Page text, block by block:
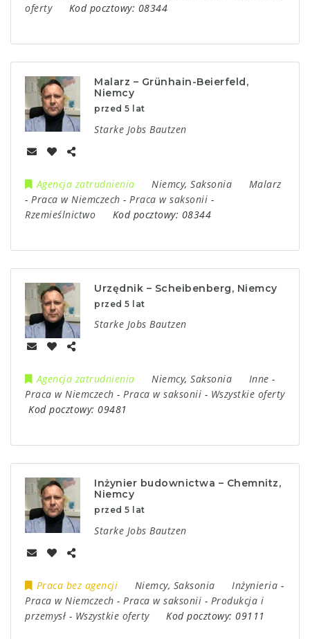
oferty
Kod pocztowy: 08344
Malarz – Grünhain-Beierfeld,
Niemcy
przed 5 lat
Starke Jobs Bautzen
Agencja zatrudnienia Niemcy, Saksonia
Malarz
- Praca w Niemczech - Praca w saksonii -
Rzemieślnictwo
Kod pocztowy: 08344
Urzędnik – Scheibenberg, Niemcy
przed 5 lat
Starke Jobs Bautzen
Agencja zatrudnienia Niemcy, Saksonia Inne -
Praca w Niemczech - Praca w saksonii - Wszystkie oferty
Kod pocztowy: 09481
Inżynier budownictwa – Chemnitz,
Niemcy
przed 5 lat
Starke Jobs Bautzen
Praca bez agencji Niemcy, Saksonia Inżynieria -
Praca w Niemczech - Praca w saksonii - Produkcja i
przemysł - Wszystkie oferty Kod pocztowy: 09111